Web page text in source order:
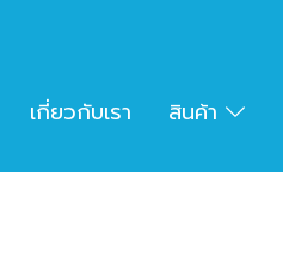
เกี่ยวกับเรา สินค้า